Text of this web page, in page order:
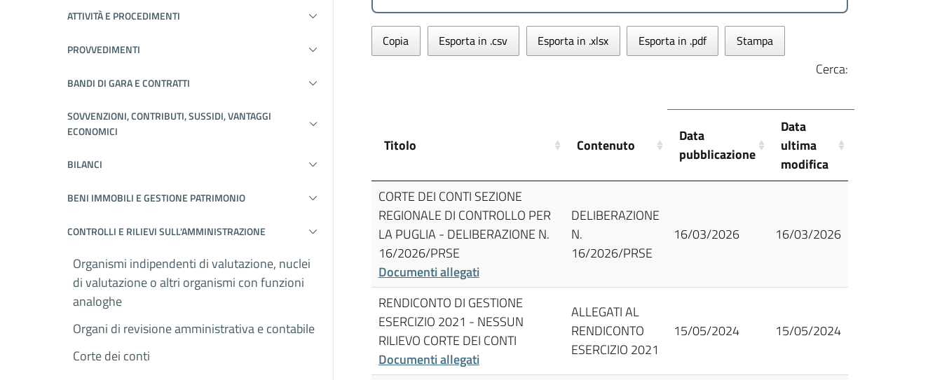
ATTIVITÀ E PROCEDIMENTI
PROVVEDIMENTI
BANDI DI GARA E CONTRATTI
SOVVENZIONI, CONTRIBUTI, SUSSIDI, VANTAGGI
ECONOMICI
BILANCI
BENI IMMOBILI E GESTIONE PATRIMONIO
CONTROLLI E RILIEVI SULL'AMMINISTRAZIONE
Organismi indipendenti di valutazione, nuclei
di valutazione o altri organismi con funzioni
analoghe
Organi di revisione amministrativa e contabile
Corte dei conti
Copia Esporta in .csv Esporta in .xlsx Esporta in .pdf Stampa
Cerca:
Titolo Contenuto
Data
pubblicazione
Data
ultima
modifica
CORTE DEI CONTI SEZIONE
REGIONALE DI CONTROLLO PER
LA PUGLIA - DELIBERAZIONE N.
16/2026/PRSE
Documenti allegati
DELIBERAZIONE
N.
16/2026/PRSE
16/03/2026 16/03/2026
RENDICONTO DI GESTIONE
ESERCIZIO 2021 - NESSUN
RILIEVO CORTE DEI CONTI
Documenti allegati
ALLEGATI AL
RENDICONTO
ESERCIZIO 2021
15/05/2024 15/05/2024